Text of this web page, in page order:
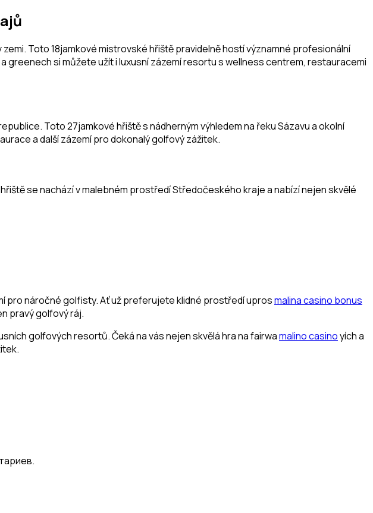
Toto 18jamkové mistrovské hřiště pravidelně hostí významné profesionální
greenech si můžete užít i luxusní zázemí resortu s wellness centrem, restauracemi
Toto 27jamkové hřiště s nádherným výhledem na řeku Sázavu a okolní
a další zázemí pro dokonalý golfový zážitek.
se nachází v malebném prostředí Středočeského kraje a nabízí nejen skvělé
pro náročné golfisty. Ať už preferujete klidné prostředí uprosmalina casino bonus
pravý golfový ráj.
golfových resortů. Čeká na vás nejen skvělá hra na fairwamalino casinoyích a